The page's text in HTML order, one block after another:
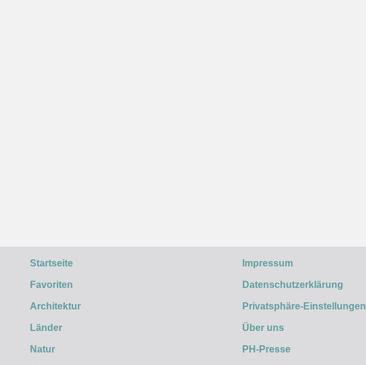
Startseite
Favoriten
Architektur
Länder
Natur
Impressum
Datenschutzerklärung
Privatsphäre-Einstellungen
Über uns
PH-Presse